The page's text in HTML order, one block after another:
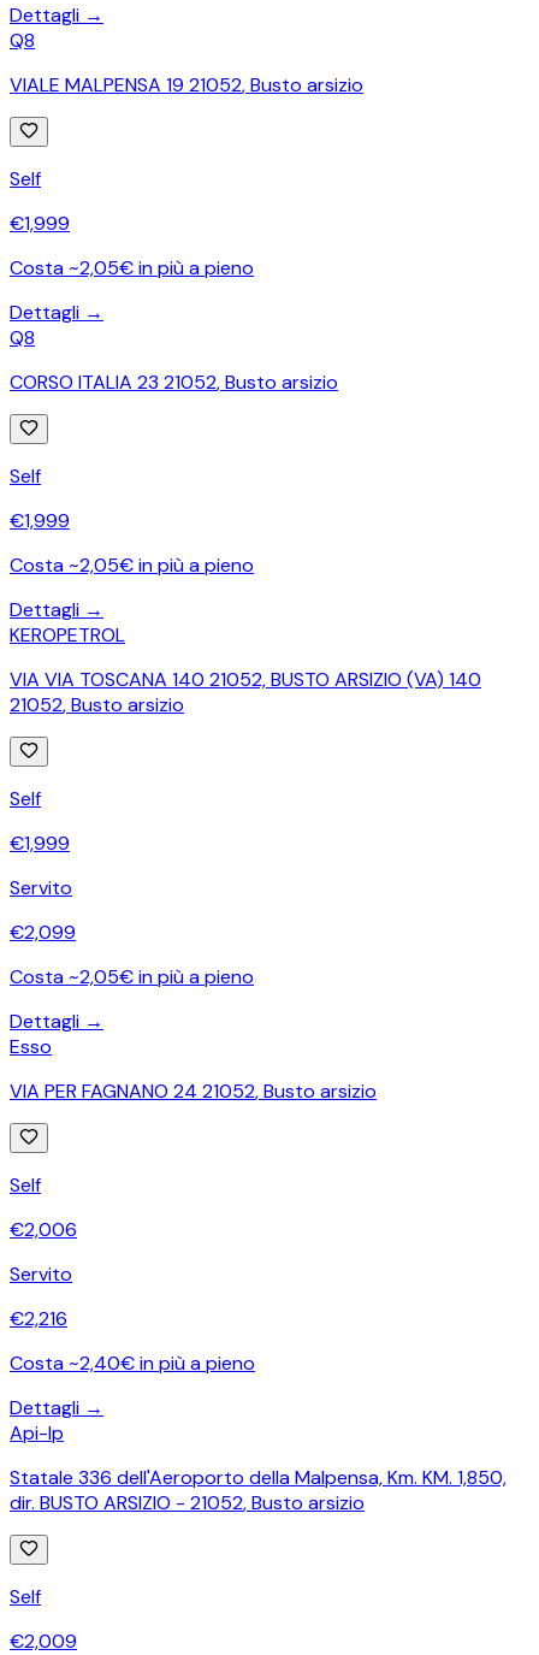
Dettagli →
Q8
VIALE MALPENSA 19 21052,Busto arsizio
Self
€1,999
Costa ~2,05€ in più a pieno
Dettagli →
Q8
CORSO ITALIA 23 21052,Busto arsizio
Self
€1,999
Costa ~2,05€ in più a pieno
Dettagli →
KEROPETROL
VIA VIA TOSCANA 140 21052, BUSTO ARSIZIO (VA) 140
21052,Busto arsizio
Self
€1,999
Servito
€2,099
Costa ~2,05€ in più a pieno
Dettagli →
Esso
VIA PER FAGNANO 24 21052,Busto arsizio
Self
€2,006
Servito
€2,216
Costa ~2,40€ in più a pieno
Dettagli →
Api-Ip
Statale 336 dell'Aeroporto della Malpensa, Km. KM. 1,850,
dir. BUSTO ARSIZIO - 21052,Busto arsizio
Self
€2,009